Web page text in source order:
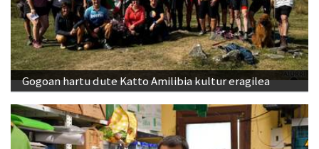
Gogoan hartu dute Katto Amilibia kultur eragilea